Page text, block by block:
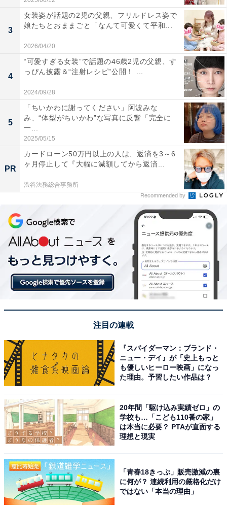
3
女装姿が話題の2児の父親、フリルドレス姿で
娘たちとおままごと「なんて可愛くて平和...
2026/04/20
4
“可愛すぎる女装”で話題の46歳2児の父親、す
っぴん披露＆“注射レシピ”公開！ ...
2024/09/28
5
「ちいかわに謝ってください」阿波みな
み、“体型がちいかわ”な写真に反響「完全に
一...
2025/05/15
PR
カードローン50万円以上の人は、返済を3～6
ヶ月停止して『大幅に減額してから返済...
渋谷法務総合事務所
Recommended by
注目の連載
『スパイダーマン：ブランド・
ニュー・デイ』が「史上もっと
も優しいヒーロー映画」になっ
た理由。予習したい作品は？
20年間「駆け込み実績ゼロ」の
学校も…「こども110番の家」
は本当に必要？ PTAが直面する
理想と現実
「青春18きっぷ」販売激減の裏
に何が？ 連続利用の厳格化だけ
ではない「本当の理由」